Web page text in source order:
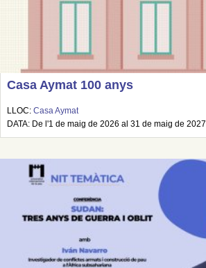
Casa Aymat 100 anys
LLOC: Casa Aymat
DATA: De l'1 de maig de 2026 al 31 de maig de 2027